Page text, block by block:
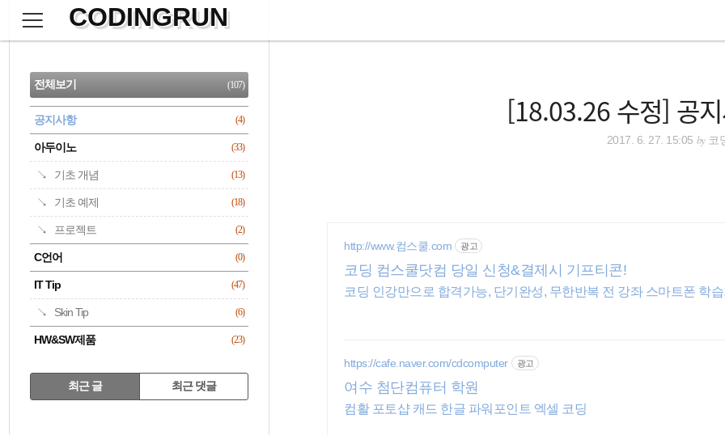
으
CODINGRUN
[18.03.26 수정] 공
2017. 6. 27. 15:05 by코
http://www.컴스쿨.com 광고
코딩 컴스쿨닷컴 당일 신청&결제시 기프티콘!
코딩 인강만으로 합격가능, 단기완성, 무한반복 전 강좌 스마트폰 학
https://cafe.naver.com/cdcomputer 광고
여수 첨단컴퓨터 학원
컴활 포토샵 캐드 한글 파워포인트 엑셀 코딩
CATEGORY
전체보기 (107)
공지사항 (4)
아두이노 (33)
기초 개념 (13)
기초 예제 (18)
프로젝트 (2)
C언어 (0)
IT Tip (47)
Skin Tip (6)
HW&SW제품 (23)
RECENTLY
최근 글 최근 댓글
검